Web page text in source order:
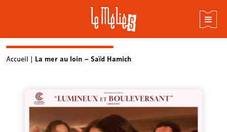
SkipAccueil | La mer au loin – Saïd Hamich